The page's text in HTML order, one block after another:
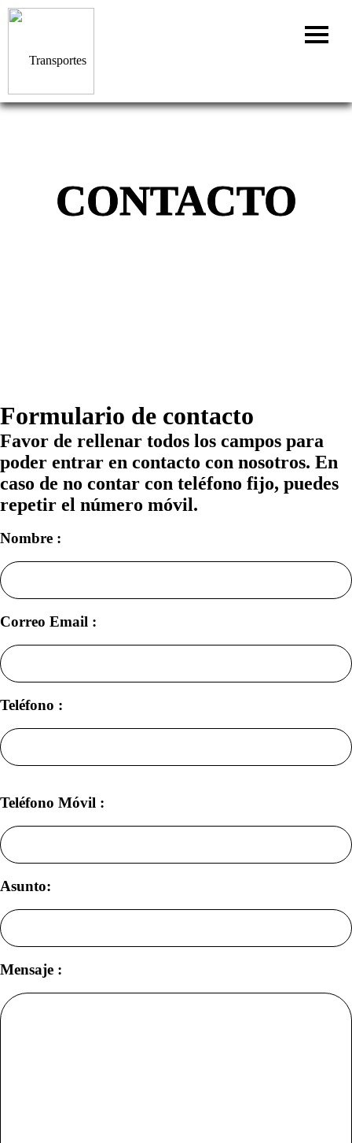
CONTACTO
Formulario de contacto
Favor de rellenar todos los campos para
poder entrar en contacto con nosotros. En
caso de no contar con teléfono fijo, puedes
repetir el número móvil.
Nombre :
Correo Email :
Teléfono :
Teléfono Móvil :
Asunto:
Mensaje :